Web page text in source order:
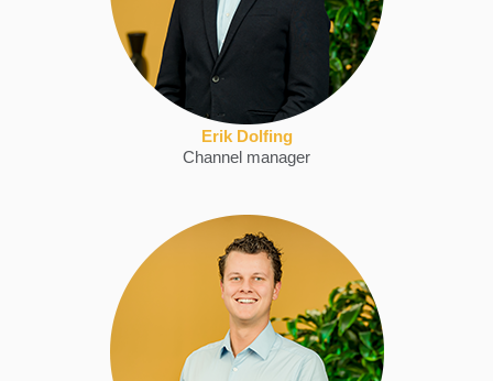
Erik Dolfing
Channel manager